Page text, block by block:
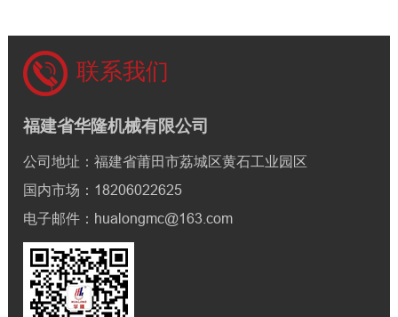
联系我们
福建省华隆机械有限公司
公司地址：福建省莆田市荔城区黄石工业园区
国内市场：18206022625
电子邮件：hualongmc@163.com